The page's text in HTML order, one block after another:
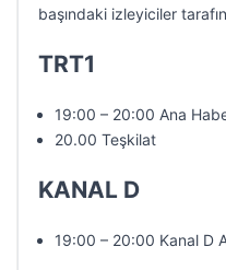
başındaki izleyiciler
TRT1
19:00 – 20:00 Ana
20.00 Teşkilat
KANAL D
19:00 – 20:00 Kanal D